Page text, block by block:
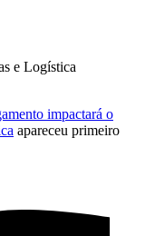
e Logística
impactará o
apareceu primeiro